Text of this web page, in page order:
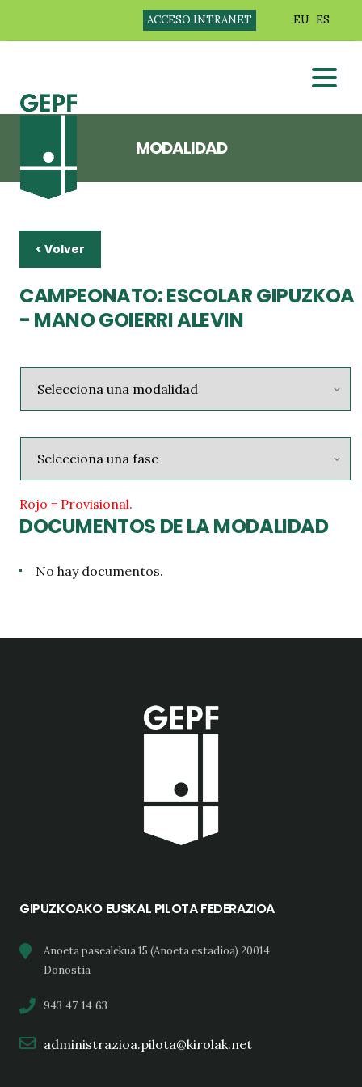
ACCESO INTRANET EU ES
MODALIDAD
< Volver
CAMPEONATO: ESCOLAR GIPUZKOA
- MANO GOIERRI ALEVIN
Rojo = Provisional.
DOCUMENTOS DE LA MODALIDAD
No hay documentos.
GIPUZKOAKO EUSKAL PILOTA FEDERAZIOA
Anoeta pasealekua 15 (Anoeta estadioa) 20014
Donostia
943 47 14 63
administrazioa.pilota@kirolak.net